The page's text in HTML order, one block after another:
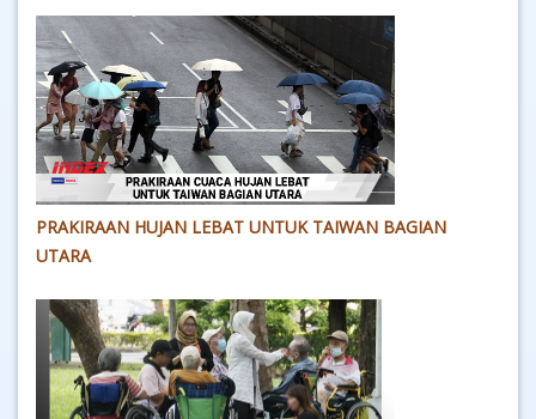
PRAKIRAAN HUJAN LEBAT UNTUK TAIWAN BAGIAN
UTARA